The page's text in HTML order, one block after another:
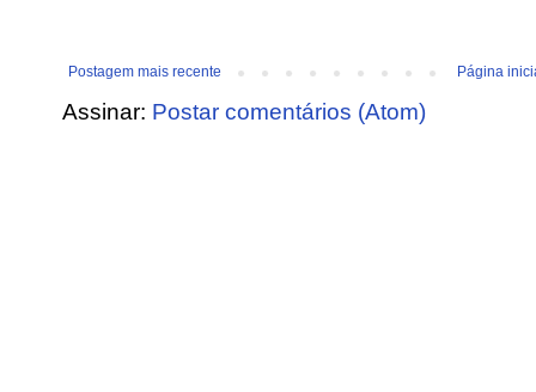
Postagem mais recente Página
Assinar: Postar comentários (Atom)